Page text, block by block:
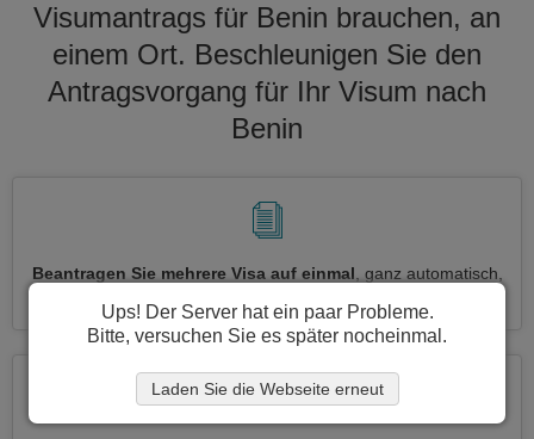
Visumantrags für Benin brauchen, an
einem Ort. Beschleunigen Sie den
Antragsvorgang für Ihr Visum nach
Benin
Beantragen Sie mehrere Visa auf einmal , ganz automatisch,
Ups! Der Server hat ein paar Probleme.
Bitte, versuchen Sie es später nocheinmal.
Laden Sie die Webseite erneut